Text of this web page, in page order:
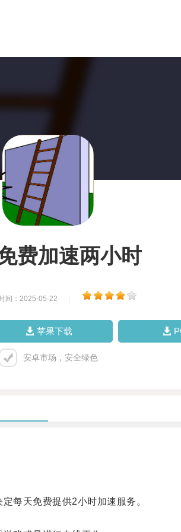
费加速两小时
间：2025-05-22
苹果下载
安卓市场，安全绿色
每天免费提供2小时加速服务。